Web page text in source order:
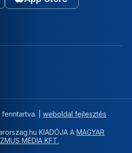
| weboldal fejlesztés
KIADÓJA A MAGYAR
MÉDIA KFT.